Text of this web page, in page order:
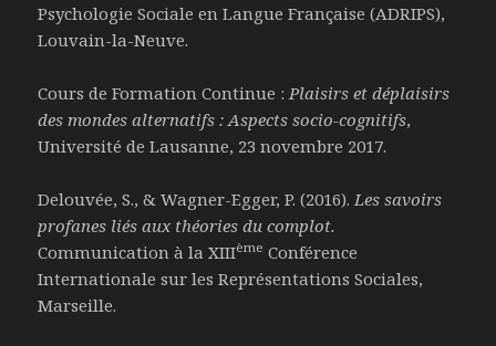
Psychologie Sociale en Langue Française (ADRIPS),
Louvain-la-Neuve.
Cours de Formation Continue : Plaisirs et déplaisirs
des mondes alternatifs : Aspects socio-cognitifs,
Université de Lausanne, 23 novembre 2017.
Delouvée, S., & Wagner-Egger, P. (2016).Les savoirs
profanes liés aux théories du complot.
Communication à la XIIIème Conférence
Internationale sur les Représentations Sociales,
Marseille.